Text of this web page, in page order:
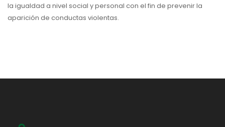
la igualdad a nivel social y personal con el fin de prevenir la
aparición de conductas violentas.